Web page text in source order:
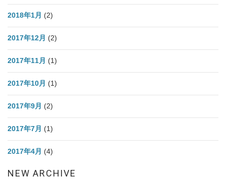
2018年1月 (2)
2017年12月 (2)
2017年11月 (1)
2017年10月 (1)
2017年9月 (2)
2017年7月 (1)
2017年4月 (4)
NEW ARCHIVE